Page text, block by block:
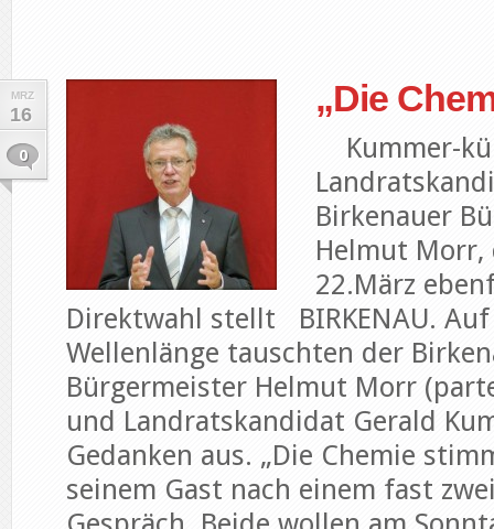
MRZ
16
0
„Die
Kummer-
Birkenauer
Helmut Morr,
22.März
Direktwahl stellt BIRKENAU.
Wellenlänge tauschten der
Bürgermeister Helmut Morr
und Landratskandidat Gerald
Gedanken aus. „Die Chemie
seinem Gast nach einem fast